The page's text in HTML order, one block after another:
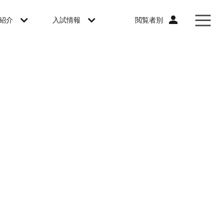
介 入試情報 閲覧者別